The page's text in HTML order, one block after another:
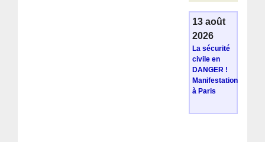
13 août
2026
La sécurité
civile en
DANGER !
Manifestation
à Paris